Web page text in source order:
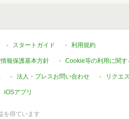
スタートガイド 利用規約
報保護基本方針 Cookie等の利用に関す
法人・プレスお問い合わせ リクエ
iOSアプリ
を得ています